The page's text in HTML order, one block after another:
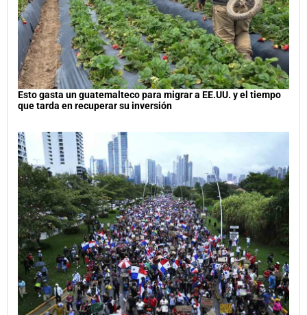
Esto gasta un guatemalteco para migrar a EE.UU. y el tiempo
que tarda en recuperar su inversión